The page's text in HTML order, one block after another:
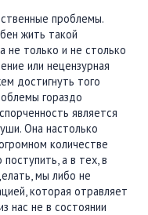
проблемы.
жить такой
только и не столько
или нецензурная
достигнуть того
гораздо
является
Она настолько
количестве
а в тех, в
мы либо не
которая отравляет
нас не в состоянии